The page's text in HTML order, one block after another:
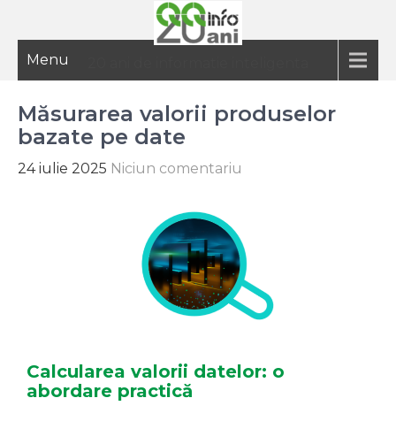
Menu
Măsurarea valorii produselor
bazate pe date
24 iulie 2025 Niciun comentariu
Calcularea valorii datelor: o
abordare practică